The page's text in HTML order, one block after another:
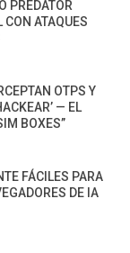
PREDATOR
CON ATAQUES
OTPS Y
— EL
BOXES”
FÁCILES PARA
DE IA